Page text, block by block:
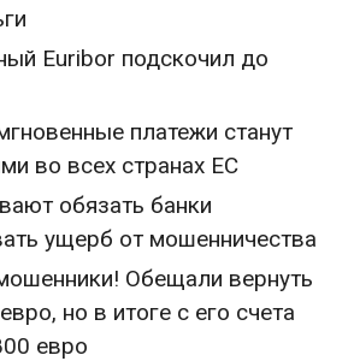
Euribor подскочил до
платежи станут
во всех странах ЕС
обязать банки
ущерб от мошенничества
Обещали вернуть
но в итоге с его счета
евро